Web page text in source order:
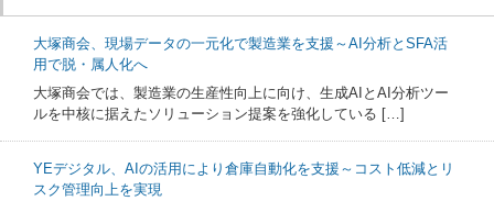
大塚商会、現場データの一元化で製造業を支援～AI分析とSFA活
用で脱・属人化へ
大塚商会では、製造業の生産性向上に向け、生成AIとAI分析ツー
ルを中核に据えたソリューション提案を強化している […]
YEデジタル、AIの活用により倉庫自動化を支援～コスト低減とリ
スク管理向上を実現